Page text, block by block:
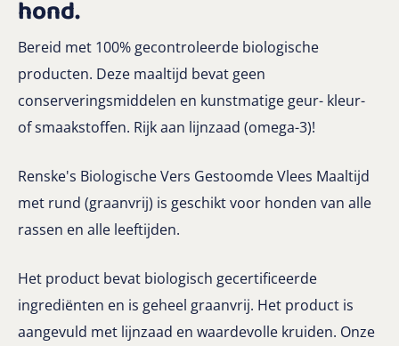
hond.
Bereid met 100% gecontroleerde biologische
producten. Deze maaltijd bevat geen
conserveringsmiddelen en kunstmatige geur- kleur-
of smaakstoffen. Rijk aan lijnzaad (omega-3)!
Renske's Biologische Vers Gestoomde Vlees Maaltijd
met rund (graanvrij) is geschikt voor honden van alle
rassen en alle leeftijden.
Het product bevat biologisch gecertificeerde
ingrediënten en is geheel graanvrij. Het product is
aangevuld met lijnzaad en waardevolle kruiden. Onze